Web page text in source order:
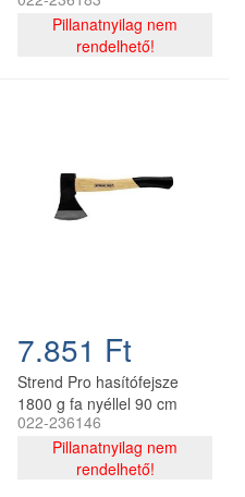
Pillanatnyilag nem
rendelhető!
7.851 Ft
Strend Pro hasítófejsze
1800 g fa nyéllel 90 cm
A613
022-236146
Pillanatnyilag nem
rendelhető!